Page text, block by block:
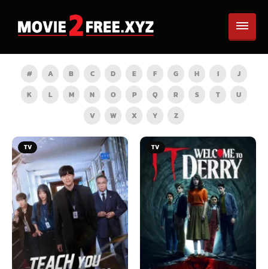
# A B C D E F G H I
J
K
L M N O P Q R S T
U
V
W X Y Z
TV